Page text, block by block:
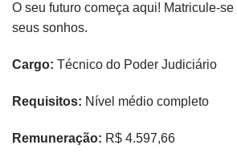
O seu futuro começa aqui! Matricule-
seus sonhos.
Cargo: Técnico do Poder Judiciário
Requisitos: Nível médio completo
Remuneração: R$ 4.597,66